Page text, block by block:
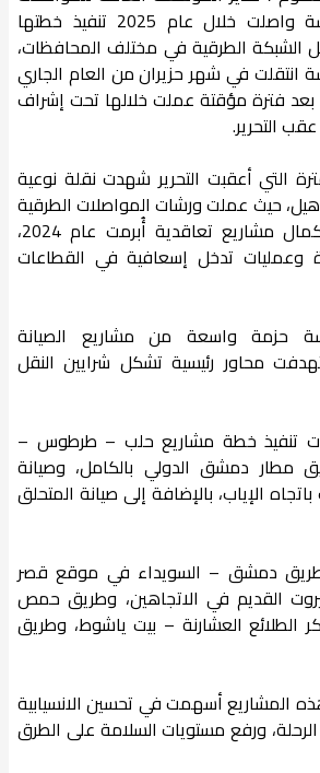
الطرقية، أن المؤسسة واصلت خلال عام 2025 تنفيذ خطتها
الشبكة الطرقية في مختلف المحافظات،
انتقلت في شهر حزيران من العام الجاري
بعد فترة مؤقتة عملت خلالها تحت إشراف
التحرير.
التي أعقبت التحرير شهدت نقلة نوعية
حيث عملت ورشات المواصلات الطرقية
بوتيرة متسارعة لاستكمال مشاريع تعاقدية أُبرمت عام 2024،
وعمليات تدخل إسعافية في القطاعات
حزمة واسعة من مشاريع الصيانة
محاور رئيسية تشكل شرايين النقل
تنفيذ خطة مشاريع حلب – طرطوس –
مطار دمشق الدولي بالكامل، وصيانة
الإياب، بالإضافة إلى صيانة المتحلق
دمشق – السويداء في موقع قصر
القديم في الاتجاهين، وطريق حمص
الطلائع العشارنة – بيت ياشوط، وطريق
المشاريع أسهمت في تحسين الانسيابية
الرحلة، ورفع مستويات السلامة على الطرق